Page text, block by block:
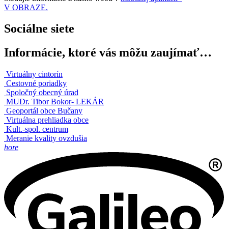
V OBRAZE.
Sociálne siete
Informácie, ktoré vás môžu zaujímať…
Virtuálny cintorín
Cestovné poriadky
Spoločný obecný úrad
MUDr. Tibor Bokor- LEKÁR
Geoportál obce Bučany
Virtuálna prehliadka obce
Kult.-spol. centrum
Meranie kvality ovzdušia
hore